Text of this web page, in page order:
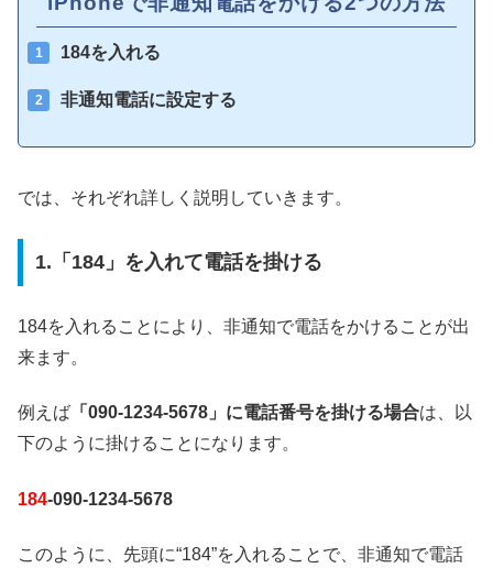
184を入れる
非通知電話に設定する
では、それぞれ詳しく説明していきます。
1.「184」を入れて電話を掛ける
184を入れることにより、非通知で電話をかけることが出
来ます。
例えば 「090-1234-5678」に電話番号を掛ける場合は、以
下のように掛けることになります。
184-090-1234-5678
このように、先頭に“184”を入れることで、非通知で電話